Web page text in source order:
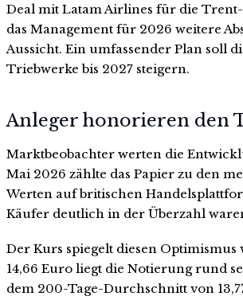
Deal mit Latam Airlines für die
das Management für 2026 weitere
Aussicht. Ein umfassender Plan soll
Triebwerke bis 2027 steigern.
Anleger honorieren den
Marktbeobachter werten die
Mai 2026 zählte das Papier zu den
Werten auf britischen
Käufer deutlich in der Überzahl
Der Kurs spiegelt diesen
14,66 Euro liegt die Notierung rund
dem 200-Tage-Durchschnitt von